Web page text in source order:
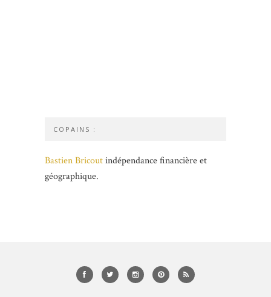
COPAINS :
Bastien Bricoutindépendance financière et
géographique.